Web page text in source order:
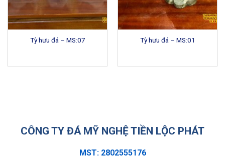
Tỳ hưu đá – MS:07 Tỳ hưu đá – MS:01
CÔNG TY ĐÁ MỸ NGHỆ TIỀN LỘC PHÁT
MST: 2802555176